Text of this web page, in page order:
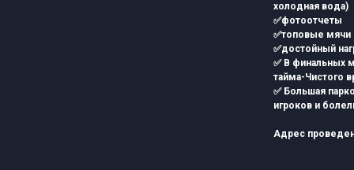
холодная вода)
✅фотоотчеты
✅топовые мячи
✅достойный
✅ В финальных
тайма-Чистого
✅ Большая
игроков и
Адрес